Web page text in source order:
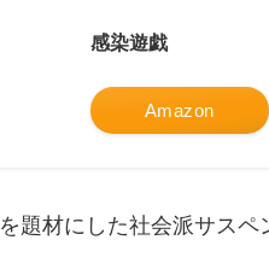
感染遊戯
Amazon
題材にした社会派サスペ